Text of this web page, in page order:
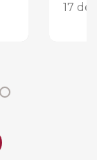
17 de